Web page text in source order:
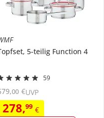
5-teilig Function 4
59
278,99 €
,00 €UVP